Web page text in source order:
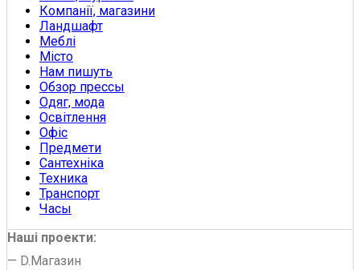
Компанії, магазини
Ландшафт
Меблі
Місто
Нам пишуть
Обзор прессы
Одяг, мода
Освітлення
Офіс
Предмети
Сантехніка
Техника
Транспорт
Часы
Наші проекти:
— D.Магазин